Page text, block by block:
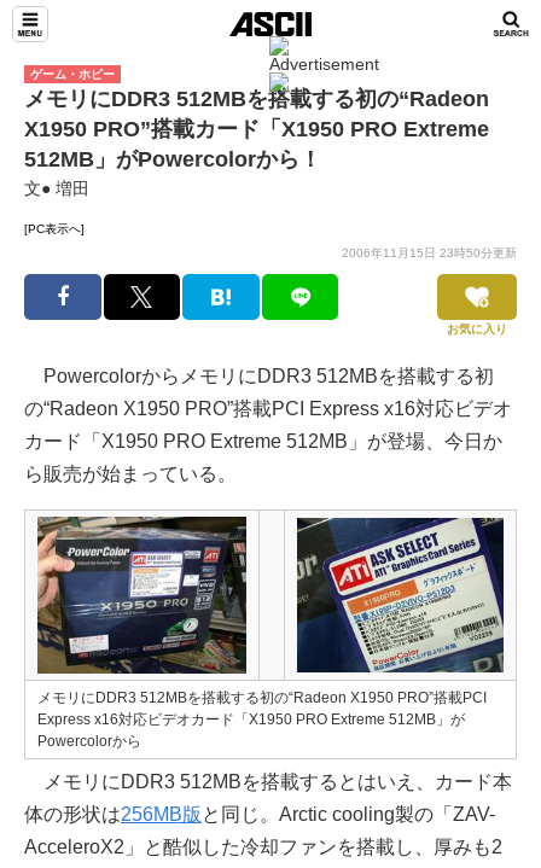
ゲーム・ホビー
メモリにDDR3 512MBを搭載する初の“Radeon
X1950 PRO”搭載カード「X1950 PRO Extreme
512MB」がPowercolorから！
文● 増田
[PC表示へ]
2006年11月15日 23時50分更新
お気に入り
PowercolorからメモリにDDR3 512MBを搭載する初
の“Radeon X1950 PRO”搭載PCI Express x16対応ビデオ
カード「X1950 PRO Extreme 512MB」が登場、今日か
ら販売が始まっている。
メモリにDDR3 512MBを搭載する初の“Radeon X1950 PRO”搭載PCI
Express x16対応ビデオカード「X1950 PRO Extreme 512MB」が
Powercolorから
メモリにDDR3 512MBを搭載するとはいえ、カード本
体の形状は256MB版 と同じ。Arctic cooling製の「ZAV-
AcceleroX2」と酷似した冷却ファンを搭載し、厚みも2